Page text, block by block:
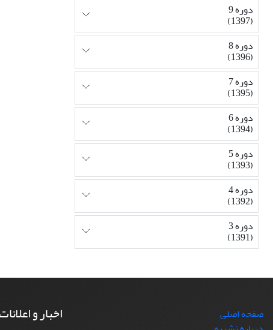
دوره 9
(1397)
دوره 8
(1396)
دوره 7
(1395)
دوره 6
(1394)
دوره 5
(1393)
دوره 4
(1392)
دوره 3
(1391)
صفحه اصلی
اخبار و